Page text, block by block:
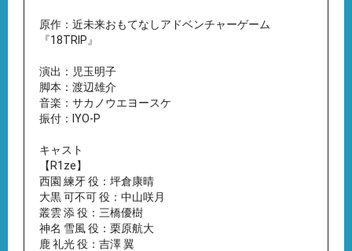
原作：近未来おもてなしアドベンチャーゲーム
『18TRIP』
演出：児玉明子
脚本：渡辺雄介
音楽：サカノウエヨースケ
振付：IYO-P
キャスト
【R1ze】
西園 練牙 役：坪倉康晴
大黒 可不可 役：中山咲月
叢雲 添 役：三橋優樹
神名 雪風 役：栗原航大
鹿 礼光 役：吉澤 翼